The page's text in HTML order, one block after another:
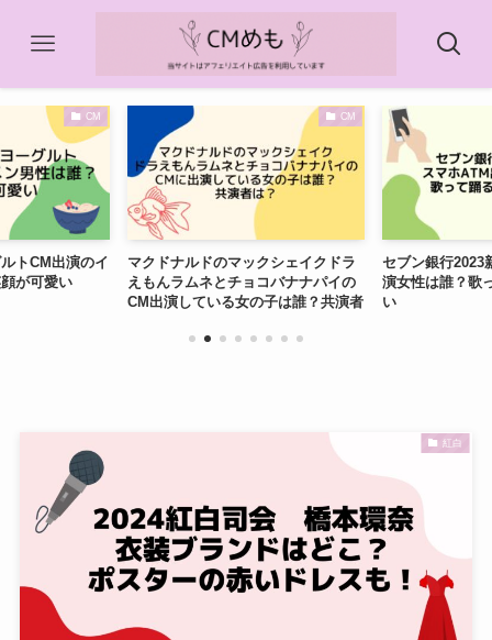
CM
トCM出演のイ
が可愛い
CM
マクドナルドのマックシェイクドラ
えもんラムネとチョコバナナパイの
CM出演している女の子は誰？共演者
セブン銀行2023
演女性は誰？歌
い
紅白